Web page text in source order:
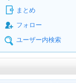
まとめ
フォロー
ユーザー内検索